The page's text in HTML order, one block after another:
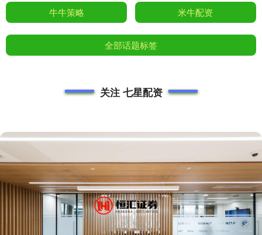
牛牛策略 米牛配资
全部话题标签
关注 七星配资